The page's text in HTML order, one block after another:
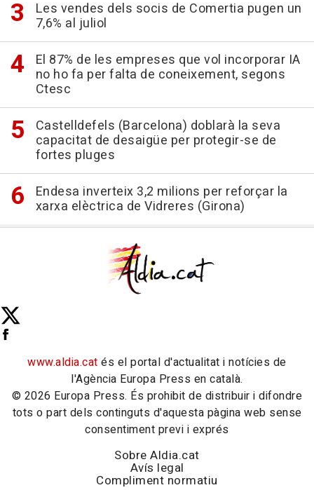
Les vendes dels socis de Comertia pugen un
7,6% al juliol
El 87% de les empreses que vol incorporar IA
no ho fa per falta de coneixement, segons
Ctesc
Castelldefels (Barcelona) doblarà la seva
capacitat de desaigüe per protegir-se de
fortes pluges
Endesa inverteix 3,2 milions per reforçar la
xarxa elèctrica de Vidreres (Girona)
www.aldia.cat és el portal d'actualitat i notícies de
l'Agència Europa Press en català.
© 2026 Europa Press. És prohibit de distribuir i difondre
tots o part dels continguts d'aquesta pàgina web sense
consentiment previ i exprés
Sobre Aldia.cat
Avís legal
Compliment normatiu